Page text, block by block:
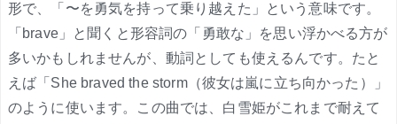
形で、「〜を勇気を持って乗り越えた」という意味です。
「brave」と聞くと形容詞の「勇敢な」を思い浮かべる方が
多いかもしれませんが、動詞としても使えるんです。たと
えば「She braved the storm（彼女は嵐に立ち向かった）」
のように使います。この曲では、白雪姫がこれまで耐えて